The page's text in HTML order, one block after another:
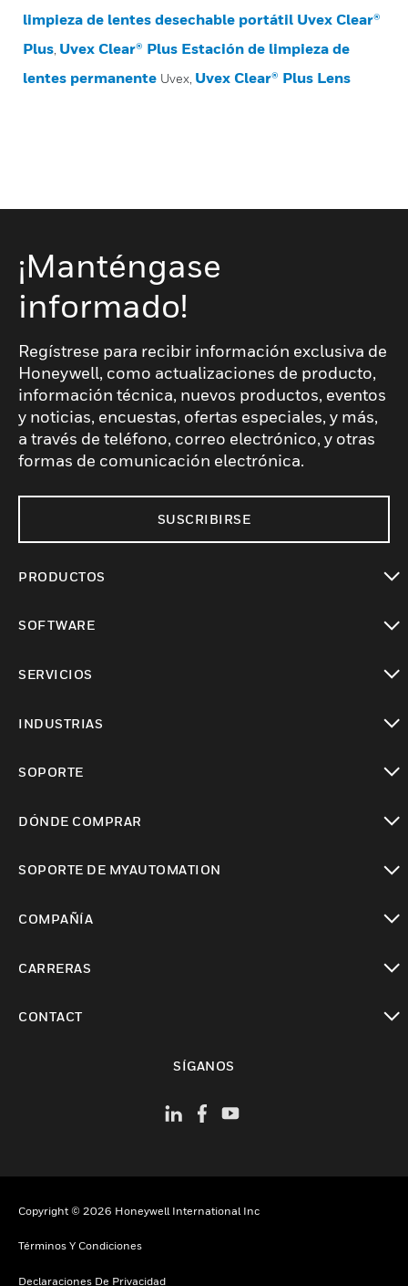
limpieza de lentes desechable portátil Uvex Clear®
Plus Uvex Clear® Plus Estación de limpieza de
lentes permanente Uvex, Uvex Clear® Plus Lens
¡Manténgase
informado!
Regístrese para recibir información exclusiva de
Honeywell, como actualizaciones de producto,
información técnica, nuevos productos, eventos
y noticias, encuestas, ofertas especiales, y más,
a través de teléfono, correo electrónico, y otras
formas de comunicación electrónica.
SUSCRIBIRSE
PRODUCTOS
SOFTWARE
SERVICIOS
INDUSTRIAS
SOPORTE
DÓNDE COMPRAR
SOPORTE DE MYAUTOMATION
COMPAÑÍA
CARRERAS
CONTACT
SÍGANOS
Copyright © 2026 Honeywell International Inc
Términos Y Condiciones
Declaraciones De Privacidad